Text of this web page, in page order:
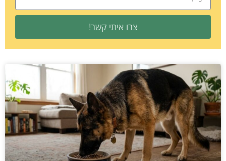
צרו איתי קשר!